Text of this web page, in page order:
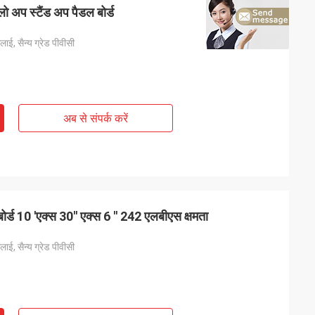
अप स्टैंड अप पैडल बोर्ड
सैन्य ग्रेड पीवीसी
अब से संपर्क करें
10 'एक्स 30'' एक्स 6 '' 242 एलबीएस क्षमता
सैन्य ग्रेड पीवीसी